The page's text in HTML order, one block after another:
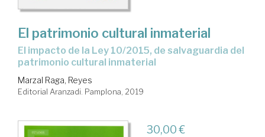
El patrimonio cultural inmaterial
el impacto de la Ley 10/2015, de salvaguardia del
patrimonio cultural inmaterial
Marzal Raga, Reyes
Editorial Aranzadi. Pamplona, 2019
30,00 €